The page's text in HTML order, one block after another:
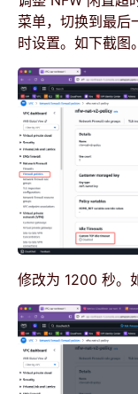
菜单，切换到最后
时设置。如下截图。
修改为 1200 秒。